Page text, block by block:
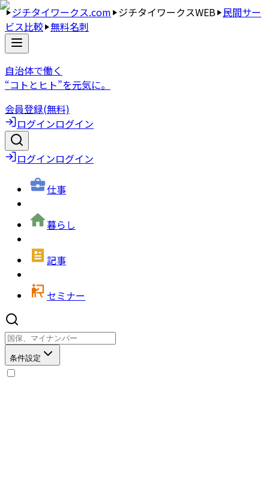
ジチタイワークス.com ジチタイワークスWEB 民間サー
ビス比較 無料名刺
自治体で働く
“コトとヒト”を元気に。
会員登録(無料)
ログインログイン
ログインログイン
仕事
暮らし
記事
セミナー
条件設定